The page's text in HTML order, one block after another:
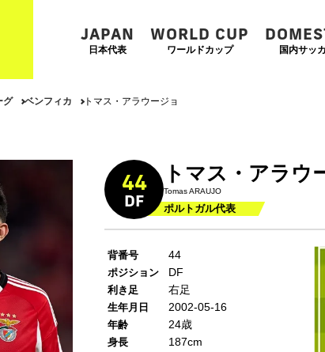
JAPAN
日本代表
WORLD CUP
ワールドカップ 国内サッ
グ ベンフィカ トマス・アラウージョ
44
DF
トマス・アラウ
Tomas ARAUJO
ポルトガル代表
背番号 44
ポジション DF
利き足 右足
生年月日 2002-05-16
年齢 24歳
身長 187cm